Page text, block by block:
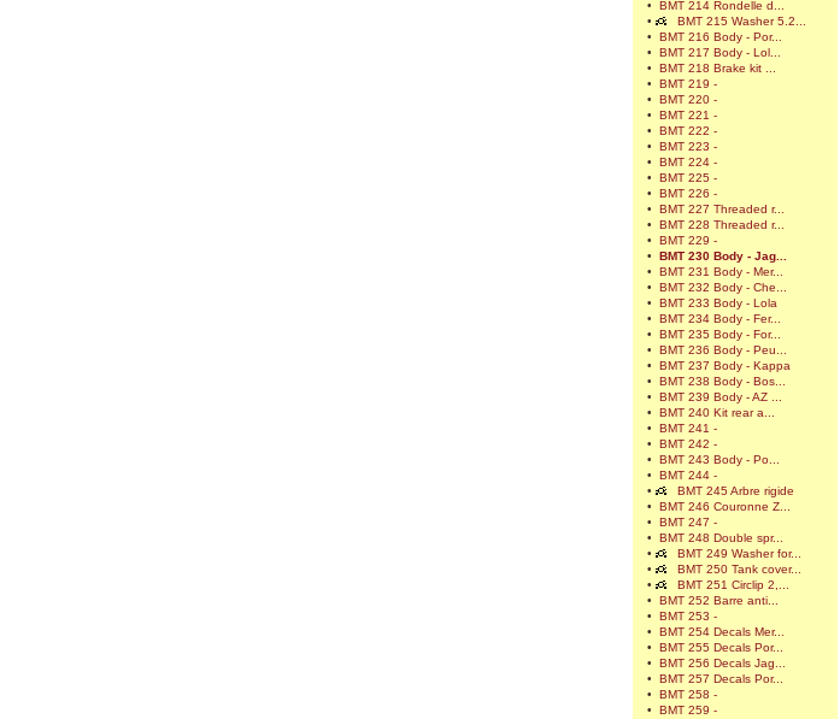
•
BMT 214 Rondelle d...
•
BMT 215 Washer 5.2...
•
BMT 216 Body - Por...
•
BMT 217 Body - Lol...
•
BMT 218 Brake kit ...
•
BMT 219 -
•
BMT 220 -
•
BMT 221 -
•
BMT 222 -
•
BMT 223 -
•
BMT 224 -
•
BMT 225 -
•
BMT 226 -
•
BMT 227 Threaded r...
•
BMT 228 Threaded r...
•
BMT 229 -
•
BMT 230 Body - Jag...
•
BMT 231 Body - Mer...
•
BMT 232 Body - Che...
•
BMT 233 Body - Lola
•
BMT 234 Body - Fer...
•
BMT 235 Body - For...
•
BMT 236 Body - Peu...
•
BMT 237 Body - Kappa
•
BMT 238 Body - Bos...
•
BMT 239 Body - AZ ...
•
BMT 240 Kit rear a...
•
BMT 241 -
•
BMT 242 -
•
BMT 243 Body - Po...
•
BMT 244 -
•
BMT 245 Arbre rigide
•
BMT 246 Couronne Z...
•
BMT 247 -
•
BMT 248 Double spr...
•
BMT 249 Washer for...
•
BMT 250 Tank cover...
•
BMT 251 Circlip 2,...
•
BMT 252 Barre anti...
•
BMT 253 -
•
BMT 254 Decals Mer...
•
BMT 255 Decals Por...
•
BMT 256 Decals Jag...
•
BMT 257 Decals Por...
•
BMT 258 -
•
BMT 259 -